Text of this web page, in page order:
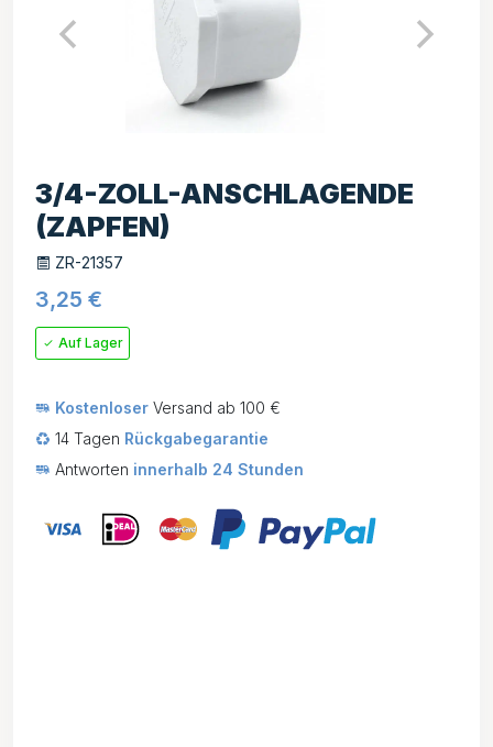
3/4-ZOLL-ANSCHLAGENDE
(ZAPFEN)
ZR-21357
3,25 €
Auf Lager
Kostenloser Versand ab 100 €
14 Tagen Rückgabegarantie
Antworten innerhalb 24 Stunden